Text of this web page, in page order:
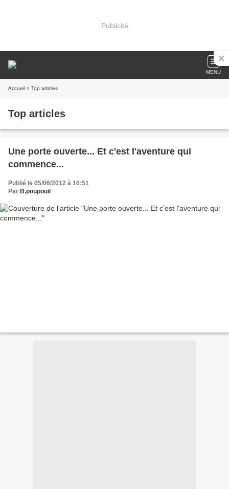
Publicité
MENU
Accueil » Top articles
Top articles
Une porte ouverte... Et c'est l'aventure qui
commence...
Publié le 05/06/2012 à 16:51
Par B.poupouil